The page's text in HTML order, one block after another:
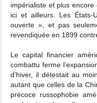
impérialiste et plus
ici et ailleurs. Les États-
ouverte », et pas
revendiquée en 1899
Le capital financier
combattu ferme
d’hiver, il détestait au
autant que celles de la
précoce russophobie